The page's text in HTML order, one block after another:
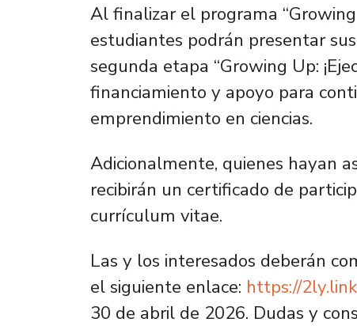
Al finalizar el programa
estudiantes podrán presentar
segunda etapa “Growing Up:
financiamiento y apoyo para
emprendimiento en ciencias.
Adicionalmente, quienes hayan
recibirán un certificado de
currículum vitae.
Las y los interesados deberán
el siguiente enlace: https://
30 de abril de 2026. Dudas y